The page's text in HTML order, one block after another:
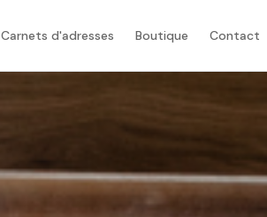
Carnets d'adresses Boutique Contact